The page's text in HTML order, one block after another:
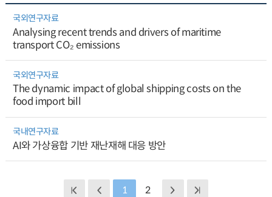
국외연구자료
Analysing recent trends and drivers of maritime
transport CO₂ emissions
국외연구자료
The dynamic impact of global shipping costs on the
food import bill
국내연구자료
AI와 가상융합 기반 재난재해 대응 방안
1 2